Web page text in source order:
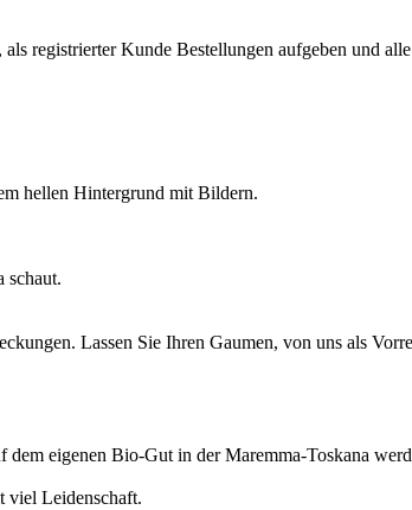
registrierter Kunde Bestellungen aufgeben und
Lassen Sie Ihren Gaumen, von uns als
eigenen Bio-Gut in der Maremma-Toskana
viel Leidenschaft.